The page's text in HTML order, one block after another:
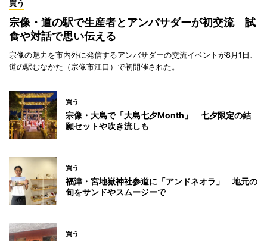
買う
宗像・道の駅で生産者とアンバサダーが初交流 試
食や対話で思い伝える
宗像の魅力を市内外に発信するアンバサダーの交流イベントが8月1日、
道の駅むなかた（宗像市江口）で初開催された。
買う
宗像・大島で「大島七夕Month」 七夕限定の結
願セットや吹き流しも
買う
福津・宮地嶽神社参道に「アンドネオラ」 地元の
旬をサンドやスムージーで
買う